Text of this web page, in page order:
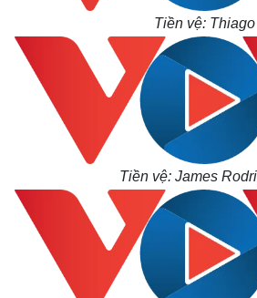
Tiền vệ: Thiago
Tiền vệ: James